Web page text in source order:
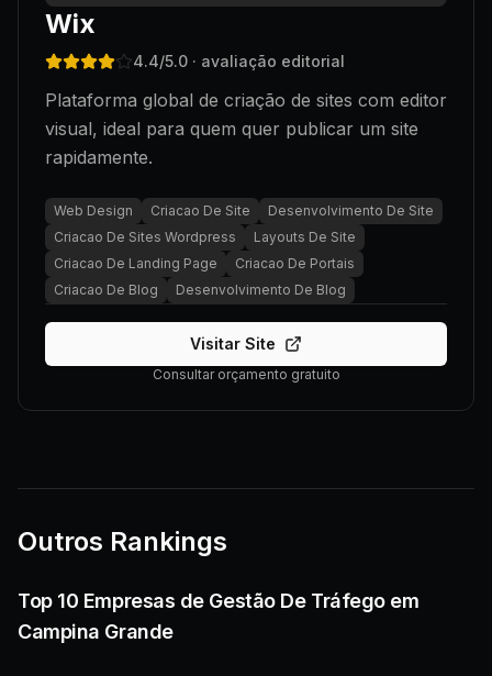
Wix
4.4/5.0 · avaliação editorial
Plataforma global de criação de sites com editor
visual, ideal para quem quer publicar um site
rapidamente.
Web Design Criacao De Site
Desenvolvimento De Site
Criacao De Sites Wordpress
Layouts De Site
Criacao De Landing Page
Criacao De Portais
Criacao De Blog
Desenvolvimento De Blog
Visitar Site
Consultar orçamento gratuito
Outros Rankings
Top 10 Empresas de Gestão De Tráfego em
Campina Grande